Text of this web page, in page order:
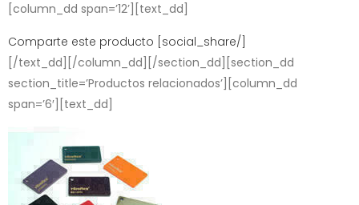
[column_dd span=’12’][text_dd]
Comparte este producto [social_share/]
[/text_dd][/column_dd][/section_dd][section_dd
section_title=’Productos relacionados’][column_dd
span=’6′][text_dd]